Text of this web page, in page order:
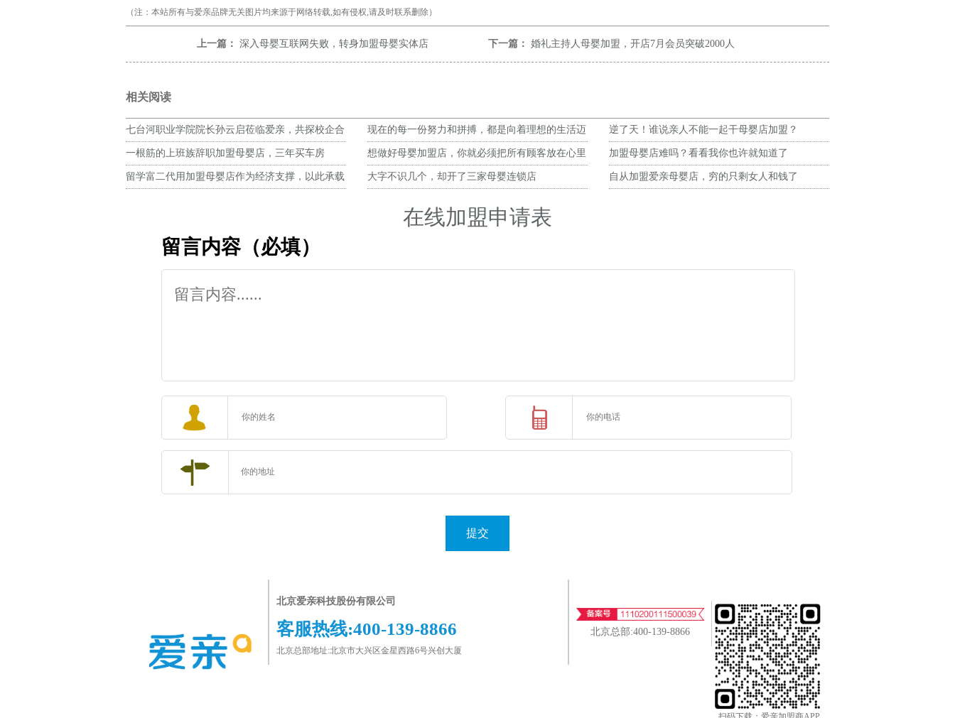
（注：本站所有与爱亲品牌无关图片均来源于网络转载,如有侵权,请及时联系删除）
上一篇： 深入母婴互联网失败，转身加盟母婴实体店 下一篇： 婚礼主持人母婴加盟，开店7月会员突破2000人
相关阅读
七台河职业学院院长孙云启莅临爱亲，共探校企合
作共育复合型人才
现在的每一份努力和拼搏，都是向着理想的生活迈
进，勇敢向前吧！
逆了天！谁说亲人不能一起干母婴店加盟？
一根筋的上班族辞职加盟母婴店，三年买车房 想做好母婴加盟店，你就必须把所有顾客放在心里 加盟母婴店难吗？看看我你也许就知道了
留学富二代用加盟母婴店作为经济支撑，以此承载 大字不识几个，却开了三家母婴连锁店 自从加盟爱亲母婴店，穷的只剩女人和钱了
在线加盟申请表
留言内容（必填）
提交
北京爱亲科技股份有限公司
客服热线:400-139-8866
北京总部地址:北京市大兴区金星西路6号兴创大厦
北京总部:400-139-8866